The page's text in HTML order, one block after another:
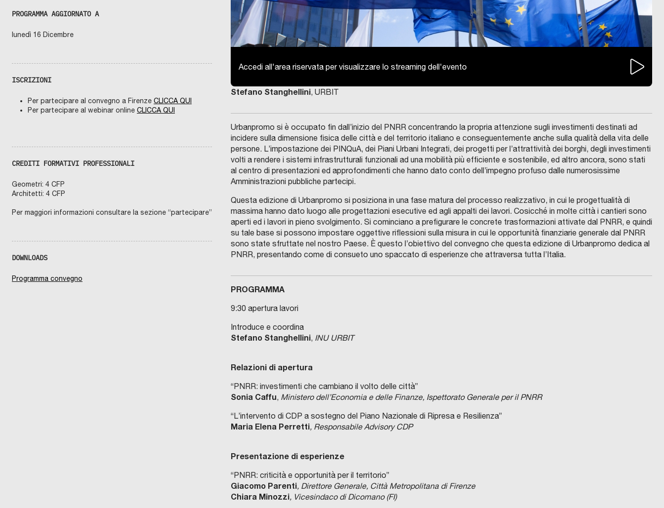
PROGRAMMA AGGIORNATO A
lunedì 16 Dicembre
ISCRIZIONI
Per partecipare al convegno a Firenze CLICCA QUI
Per partecipare al webinar online CLICCA QUI
CREDITI FORMATIVI PROFESSIONALI
Geometri: 4 CFP
Architetti: 4 CFP
Per maggiori informazioni consultare la sezione “partecipare”
DOWNLOADS
Programma convegno
Accedi all'area riservata per visualizzare lo streaming dell'evento
Stefano Stanghellini, URBIT
Urbanpromo si è occupato fin dall’inizio del PNRR concentrando la propria attenzione sugli investimenti destinati ad
incidere sulla dimensione fisica delle città e del territorio italiano e conseguentemente anche sulla qualità della vita delle
persone. L’impostazione dei PINQuA, dei Piani Urbani Integrati, dei progetti per l’attrattività dei borghi, degli investimenti
volti a rendere i sistemi infrastrutturali funzionali ad una mobilità più efficiente e sostenibile, ed altro ancora, sono stati
al centro di presentazioni ed approfondimenti che hanno dato conto dell’impegno profuso dalle numerosissime
Amministrazioni pubbliche partecipi.
Questa edizione di Urbanpromo si posiziona in una fase matura del processo realizzativo, in cui le progettualità di
massima hanno dato luogo alle progettazioni esecutive ed agli appalti dei lavori. Cosicché in molte città i cantieri sono
aperti ed i lavori in pieno svolgimento. Si cominciano a prefigurare le concrete trasformazioni attivate dal PNRR, e quindi
su tale base si possono impostare oggettive riflessioni sulla misura in cui le opportunità finanziarie generale dal PNRR
sono state sfruttate nel nostro Paese. È questo l’obiettivo del convegno che questa edizione di Urbanpromo dedica al
PNRR, presentando come di consueto uno spaccato di esperienze che attraversa tutta l’Italia.
PROGRAMMA
9:30 apertura lavori
Introduce e coordina
Stefano Stanghellini, INU URBIT
Relazioni di apertura
“PNRR: investimenti che cambiano il volto delle città”
Sonia Caffu Ministero dell’Economia e delle Finanze, Ispettorato Generale per il PNRR
“L’intervento di CDP a sostegno del Piano Nazionale di Ripresa e Resilienza”
Maria Elena Perretti, Responsabile Advisory CDP
Presentazione di esperienze
“PNRR: criticità e opportunità per il territorio”
Giacomo Parenti, Direttore Generale, Città Metropolitana di Firenze
Chiara Minozzi, Vicesindaco di Dicomano (FI)